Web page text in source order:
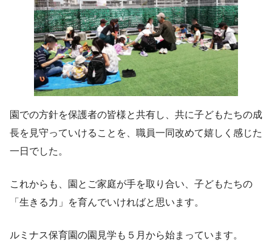
園での方針を保護者の皆様と共有し、共に子どもたちの成
長を見守っていけることを、職員一同改めて嬉しく感じた
一日でした。
これからも、園とご家庭が手を取り合い、子どもたちの
「生きる力」を育んでいければと思います。
ルミナス保育園の園見学も５月から始まっています。